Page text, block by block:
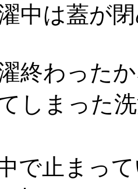
中は蓋が
終わった
しまった
で止まっ